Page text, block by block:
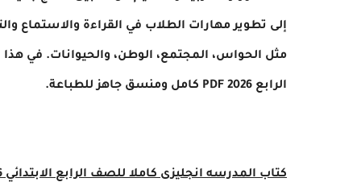
إلى تطوير مهارات الطلاب في القراءة
مثل الحواس، المجتمع، الوطن، والحيوانات. في
الرابع 2026 PDF كامل ومنسق جاهز للطباعة.
كتاب المدرسه انجليزى كاملا للصف الرابع الابتدائي 2026 المنهج الجديد